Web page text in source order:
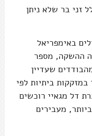
זני בר שלא ניתן
באימפריאל
ההשקה, מספר
שעדיין
ביתיות לפי
דל מגאיי רוכשים
מעבירים